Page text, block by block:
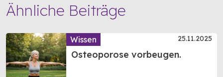
Ähnliche Beiträge
Wissen 25.11.2025
Osteoporose vorbeugen.